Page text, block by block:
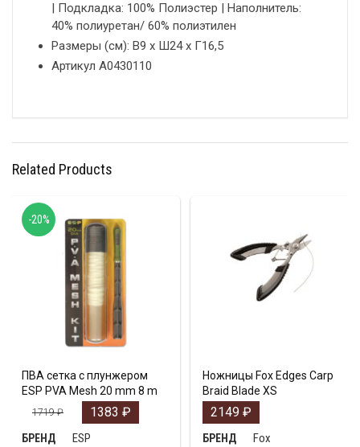
| Подкладка: 100% Полиэстер | Наполнитель:
40% полиуретан/ 60% полиэтилен
Размеры (см): В9 х Ш24 х Г16,5
Артикул A0430110
Related Products
ПВА сетка с плунжером
ESP PVA Mesh 20 mm 8 m
1719₽ 1383 ₽
БРЕНД
ESP
-20%
Ножницы Fox Edges Carp
Braid Blade XS
2149 ₽
БРЕНД
Fox